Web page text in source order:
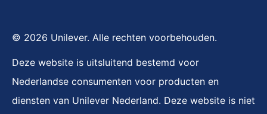
© 2026 Unilever. Alle rechten voorbehouden.
Deze website is uitsluitend bestemd voor
Nederlandse consumenten voor producten en
diensten van Unilever Nederland. Deze website is niet